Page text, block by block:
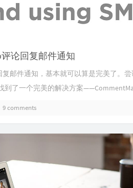
评论回复邮件通知
邮件通知，基本就可以算是完美了。尝
了一个完美的解决方案
9 comments